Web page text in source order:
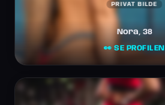
PRIVAT BILDE
Nora, 38
👀 SE PROFILEN